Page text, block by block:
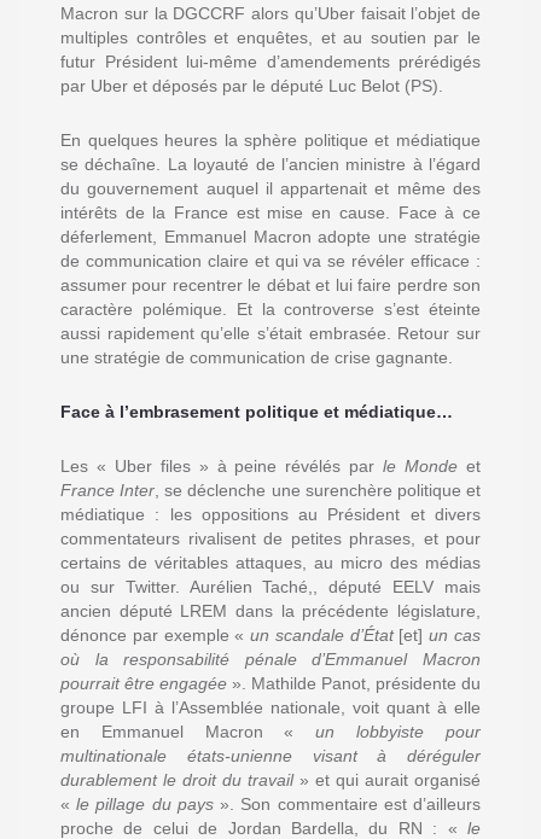
Macron sur la DGCCRF alors qu’Uber faisait l’objet de
multiples contrôles et enquêtes, et au soutien par le
futur Président lui-même d’amendements prérédigés
par Uber et déposés par le député Luc Belot (PS).
En quelques heures la sphère politique et médiatique
se déchaîne. La loyauté de l’ancien ministre à l’égard
du gouvernement auquel il appartenait et même des
intérêts de la France est mise en cause. Face à ce
déferlement, Emmanuel Macron adopte une stratégie
de communication claire et qui va se révéler efficace :
assumer pour recentrer le débat et lui faire perdre son
caractère polémique. Et la controverse s’est éteinte
aussi rapidement qu’elle s’était embrasée. Retour sur
une stratégie de communication de crise gagnante.
Face à l’embrasement politique et médiatique…
Les « Uber files » à peine révélés parle Mondeet
France Inter , se déclenche une surenchère politique et
médiatique : les oppositions au Président et divers
commentateurs rivalisent de petites phrases, et pour
certains de véritables attaques, au micro des médias
ou sur Twitter. Aurélien Taché,, député EELV mais
ancien député LREM dans la précédente législature,
dénonce par exemple «un scandale d’État[et]un cas
où la responsabilité pénale d’Emmanuel Macron
pourrait être engagée ». Mathilde Panot, présidente du
groupe LFI à l’Assemblée nationale, voit quant à elle
en Emmanuel Macron «un lobbyiste pour
multinationale états-unienne visant à déréguler
durablement le droit du travail» et qui aurait organisé
«le pillage du pays». Son commentaire est d’ailleurs
proche de celui de Jordan Bardella, du RN : « le